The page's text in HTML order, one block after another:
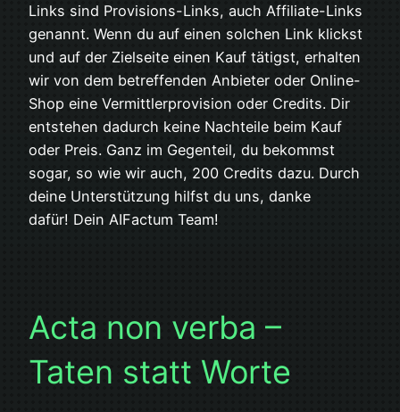
Links sind Provisions-Links, auch Affiliate-Links
genannt. Wenn du auf einen solchen Link klickst
und auf der Zielseite einen Kauf tätigst, erhalten
wir von dem betreffenden Anbieter oder Online-
Shop eine Vermittlerprovision oder Credits. Dir
entstehen dadurch keine Nachteile beim Kauf
oder Preis. Ganz im Gegenteil, du bekommst
sogar, so wie wir auch, 200 Credits dazu. Durch
deine Unterstützung hilfst du uns, danke
dafür! Dein AIFactum Team!
Acta non verba –
Taten statt Worte